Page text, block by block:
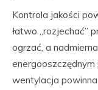
Kontrola jakości
łatwo „rozjechać”
ogrzać, a
wentylacja